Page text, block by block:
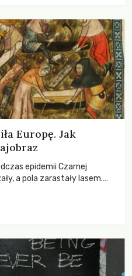
Europę. Jak
epidemii Czarnej
a pola zarastały lasem.
dziejach.